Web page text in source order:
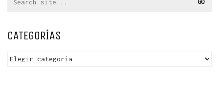
for:
CATEGORÍAS